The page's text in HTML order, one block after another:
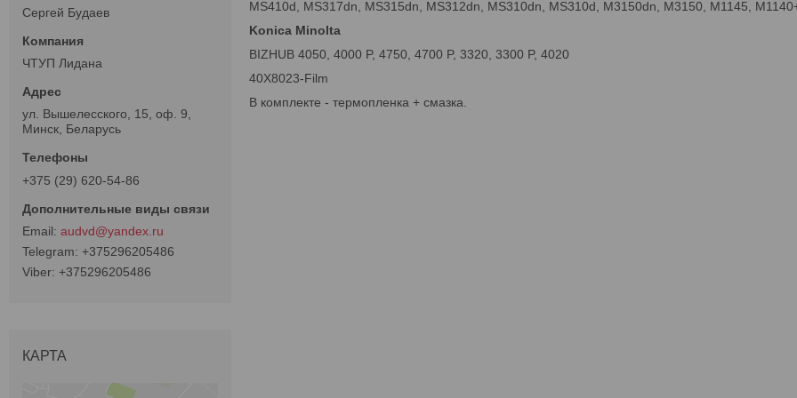
MS410d, MS317dn, MS315dn, MS312dn, MS310dn, MS310d, M3150dn, M3150, M1145,
Konica Minolta
BIZHUB 4050, 4000 P, 4750, 4700 P, 3320, 3300 P, 4020
40X8023-Film
В комплекте - термопленка + смазка.
Сергей Будаев
ЧТУП Лидана
ул. Вышелесского, 15, оф. 9,
Минск, Беларусь
+375 (29) 620-54-86
audvd@yandex.ru
+375296205486
+375296205486
КАРТА